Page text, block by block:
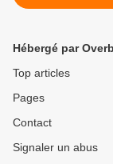
Hébergé par
Top articles
Pages
Contact
Signaler un abus